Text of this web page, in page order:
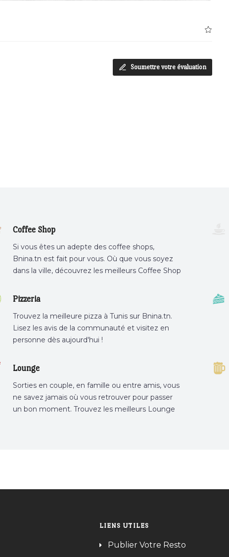
Soumettre votre évaluation
Coffee Shop
Si vous êtes un adepte des coffee shops,
Bnina.tn est fait pour vous. Où que vous soyez
dans la ville, découvrez les meilleurs Coffee Shop
Pizzeria
Trouvez la meilleure pizza à Tunis sur Bnina.tn.
Lisez les avis de la communauté et visitez en
personne dès aujourd'hui !
Lounge
Sorties en couple, en famille ou entre amis, vous
ne savez jamais où vous retrouver pour passer
un bon moment. Trouvez les meilleurs Lounge
LIENS UTILES
Publier Votre Resto